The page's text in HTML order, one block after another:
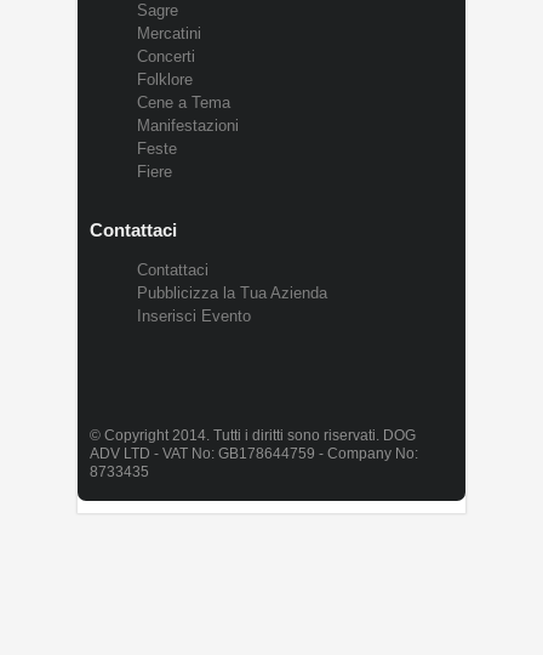
Sagre
Mercatini
Concerti
Folklore
Cene a Tema
Manifestazioni
Feste
Fiere
Contattaci
Contattaci
Pubblicizza la Tua Azienda
Inserisci Evento
© Copyright 2014. Tutti i diritti sono riservati. DOG
ADV LTD - VAT No: GB178644759 - Company No:
8733435